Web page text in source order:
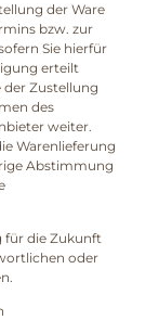
der Ware
bzw. zur
Sie hierfür
erteilt
der Zustellung
des
weiter.
Warenlieferung
Abstimmung
für die Zukunft
oder